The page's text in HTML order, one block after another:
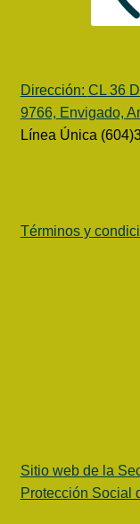
Dirección: CL 36
9766, Envigado,
Línea Única
Términos y
Sitio web de la
Protección Social